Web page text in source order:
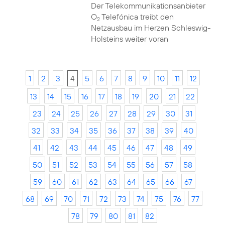
Der Telekommunikationsanbieter
O2Telefónica treibt den
Netzausbau im Herzen Schleswig-
Holsteins weiter voran
1 2 3 4 5 6 7 8 9 10 11
12
13
14 15 16 17 18 19 20 21
22
23
24 25 26 27 28 29 30
31
32
33 34 35 36 37 38 39
40
41
42 43 44 45 46 47 48
49
50
51 52 53 54 55 56 57
58
59
60 61 62 63 64 65 66
67
68
69 70 71 72 73 74 75 76
77
78
79 80 81 82